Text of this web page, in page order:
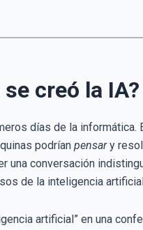
creó la IA?
días de la
podrían pensary
una conversación
de la inteligencia
artificial” en una